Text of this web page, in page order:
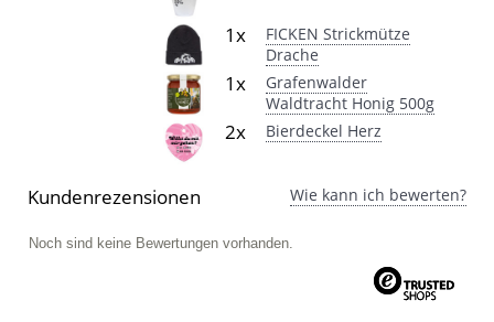
1x
FICKEN Strickmütze
Drache
1x
Grafenwalder
Waldtracht Honig 500g
2x Bierdeckel Herz
Kundenrezensionen Wie kann ich bewerten?
Noch sind keine Bewertungen vorhanden.